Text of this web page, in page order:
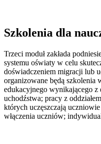
Szkolenia dla
Trzeci moduł zakłada
systemu oświaty w celu
doświadczeniem migracji lub
organizowane będą szkolenia
edukacyjnego wynikającego
uchodźstwa; pracy z
których uczęszczają
włączenia uczniów;